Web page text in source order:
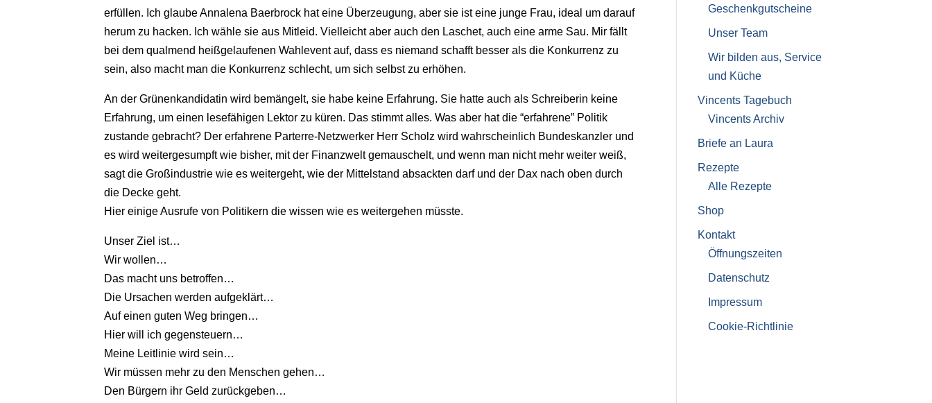
erfüllen. Ich glaube Annalena Baerbrock hat eine Überzeugung, aber sie ist eine junge Frau, ideal um darauf
herum zu hacken. Ich wähle sie aus Mitleid. Vielleicht aber auch den Laschet, auch eine arme Sau. Mir fällt
bei dem qualmend heißgelaufenen Wahlevent auf, dass es niemand schafft besser als die Konkurrenz zu
sein, also macht man die Konkurrenz schlecht, um sich selbst zu erhöhen.
An der Grünenkandidatin wird bemängelt, sie habe keine Erfahrung. Sie hatte auch als Schreiberin keine
Erfahrung, um einen lesefähigen Lektor zu küren. Das stimmt alles. Was aber hat die “erfahrene” Politik
zustande gebracht? Der erfahrene Parterre-Netzwerker Herr Scholz wird wahrscheinlich Bundeskanzler und
es wird weitergesumpft wie bisher, mit der Finanzwelt gemauschelt, und wenn man nicht mehr weiter weiß,
sagt die Großindustrie wie es weitergeht, wie der Mittelstand absackten darf und der Dax nach oben durch
die Decke geht.
Hier einige Ausrufe von Politikern die wissen wie es weitergehen müsste.
Unser Ziel ist…
Wir wollen…
Das macht uns betroffen…
Die Ursachen werden aufgeklärt…
Auf einen guten Weg bringen…
Hier will ich gegensteuern…
Meine Leitlinie wird sein…
Wir müssen mehr zu den Menschen gehen…
Den Bürgern ihr Geld zurückgeben…
Geschenkgutscheine
Unser Team
Wir bilden aus, Service
und Küche
Vincents Tagebuch
Vincents Archiv
Briefe an Laura
Rezepte
Alle Rezepte
Shop
Kontakt
Öffnungszeiten
Datenschutz
Impressum
Cookie-Richtlinie